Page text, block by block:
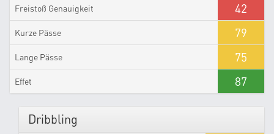
Freistoß Genauigkeit 42
Kurze Pässe 79
Lange Pässe 75
Effet 87
Dribbling